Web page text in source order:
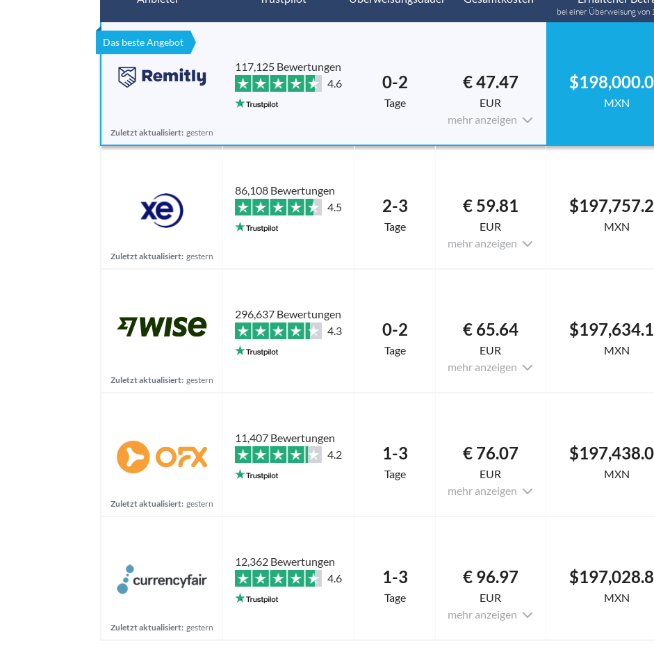
bei einer Überweisung von
Das beste Angebot
Zuletzt aktualisiert: gestern
117,125 Bewertungen
4.6
0-2
Tage
€ 47.47
EUR
mehr anzeigen
MXN
Zuletzt aktualisiert: gestern
86,108 Bewertungen
4.5
2-3
Tage
€ 59.81
EUR
mehr anzeigen
MXN
Zuletzt aktualisiert: gestern
296,637 Bewertungen
4.3
0-2
Tage
€ 65.64
EUR
mehr anzeigen
MXN
Zuletzt aktualisiert: gestern
11,407 Bewertungen
4.2
1-3
Tage
€ 76.07
EUR
mehr anzeigen
MXN
Zuletzt aktualisiert: gestern
12,362 Bewertungen
4.6
1-3
Tage
€ 96.97
EUR
mehr anzeigen
MXN